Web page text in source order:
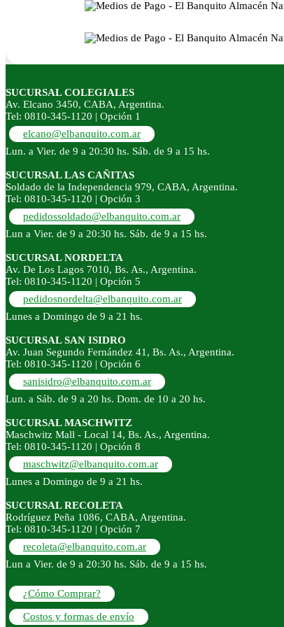
SUCURSAL COLEGIALES
Av. Elcano 3450, CABA, Argentina.
Tel: 0810-345-1120 | Opción 1
elcano@elbanquito.com.ar
Lun. a Vier. de 9 a 20:30 hs. Sáb. de 9 a 15 hs.
SUCURSAL LAS CAÑITAS
Soldado de la Independencia 979, CABA, Argentina.
Tel: 0810-345-1120 | Opción 3
pedidossoldado@elbanquito.com.ar
Lun a Vier. de 9 a 20:30 hs. Sáb. de 9 a 15 hs.
SUCURSAL NORDELTA
Av. De Los Lagos 7010, Bs. As., Argentina.
Tel: 0810-345-1120 | Opción 5
pedidosnordelta@elbanquito.com.ar
Lunes a Domingo de 9 a 21 hs.
SUCURSAL SAN ISIDRO
Av. Juan Segundo Fernández 41, Bs. As., Argentina.
Tel: 0810-345-1120 | Opción 6
sanisidro@elbanquito.com.ar
Lun. a Sáb. de 9 a 20 hs. Dom. de 10 a 20 hs.
SUCURSAL MASCHWITZ
Maschwitz Mall - Local 14, Bs. As., Argentina.
Tel: 0810-345-1120 | Opción 8
maschwitz@elbanquito.com.ar
Lunes a Domingo de 9 a 21 hs.
SUCURSAL RECOLETA
Rodríguez Peña 1086, CABA, Argentina.
Tel: 0810-345-1120 | Opción 7
recoleta@elbanquito.com.ar
Lun a Vier. de 9 a 20:30 hs. Sáb. de 9 a 15 hs.
¿Cómo Comprar?
Costos y formas de envío